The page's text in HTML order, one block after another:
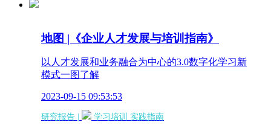
地图 |《企业人才发展与培训指南》
以人才发展和业务融合为中心的3.0数字化学习新
模式一图了解
2023-09-15 09:53:53
研究报告 | 学习培训 实践指南